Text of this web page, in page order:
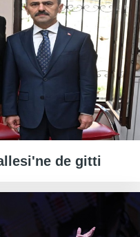
de gitti